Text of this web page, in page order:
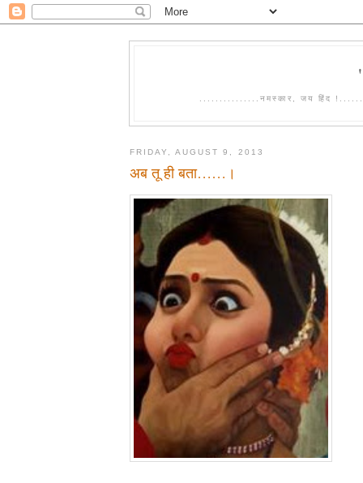
...............नमस्कार, जय हिंद !.......
FRIDAY, AUGUST 9, 2013
अब तू ही बता……।